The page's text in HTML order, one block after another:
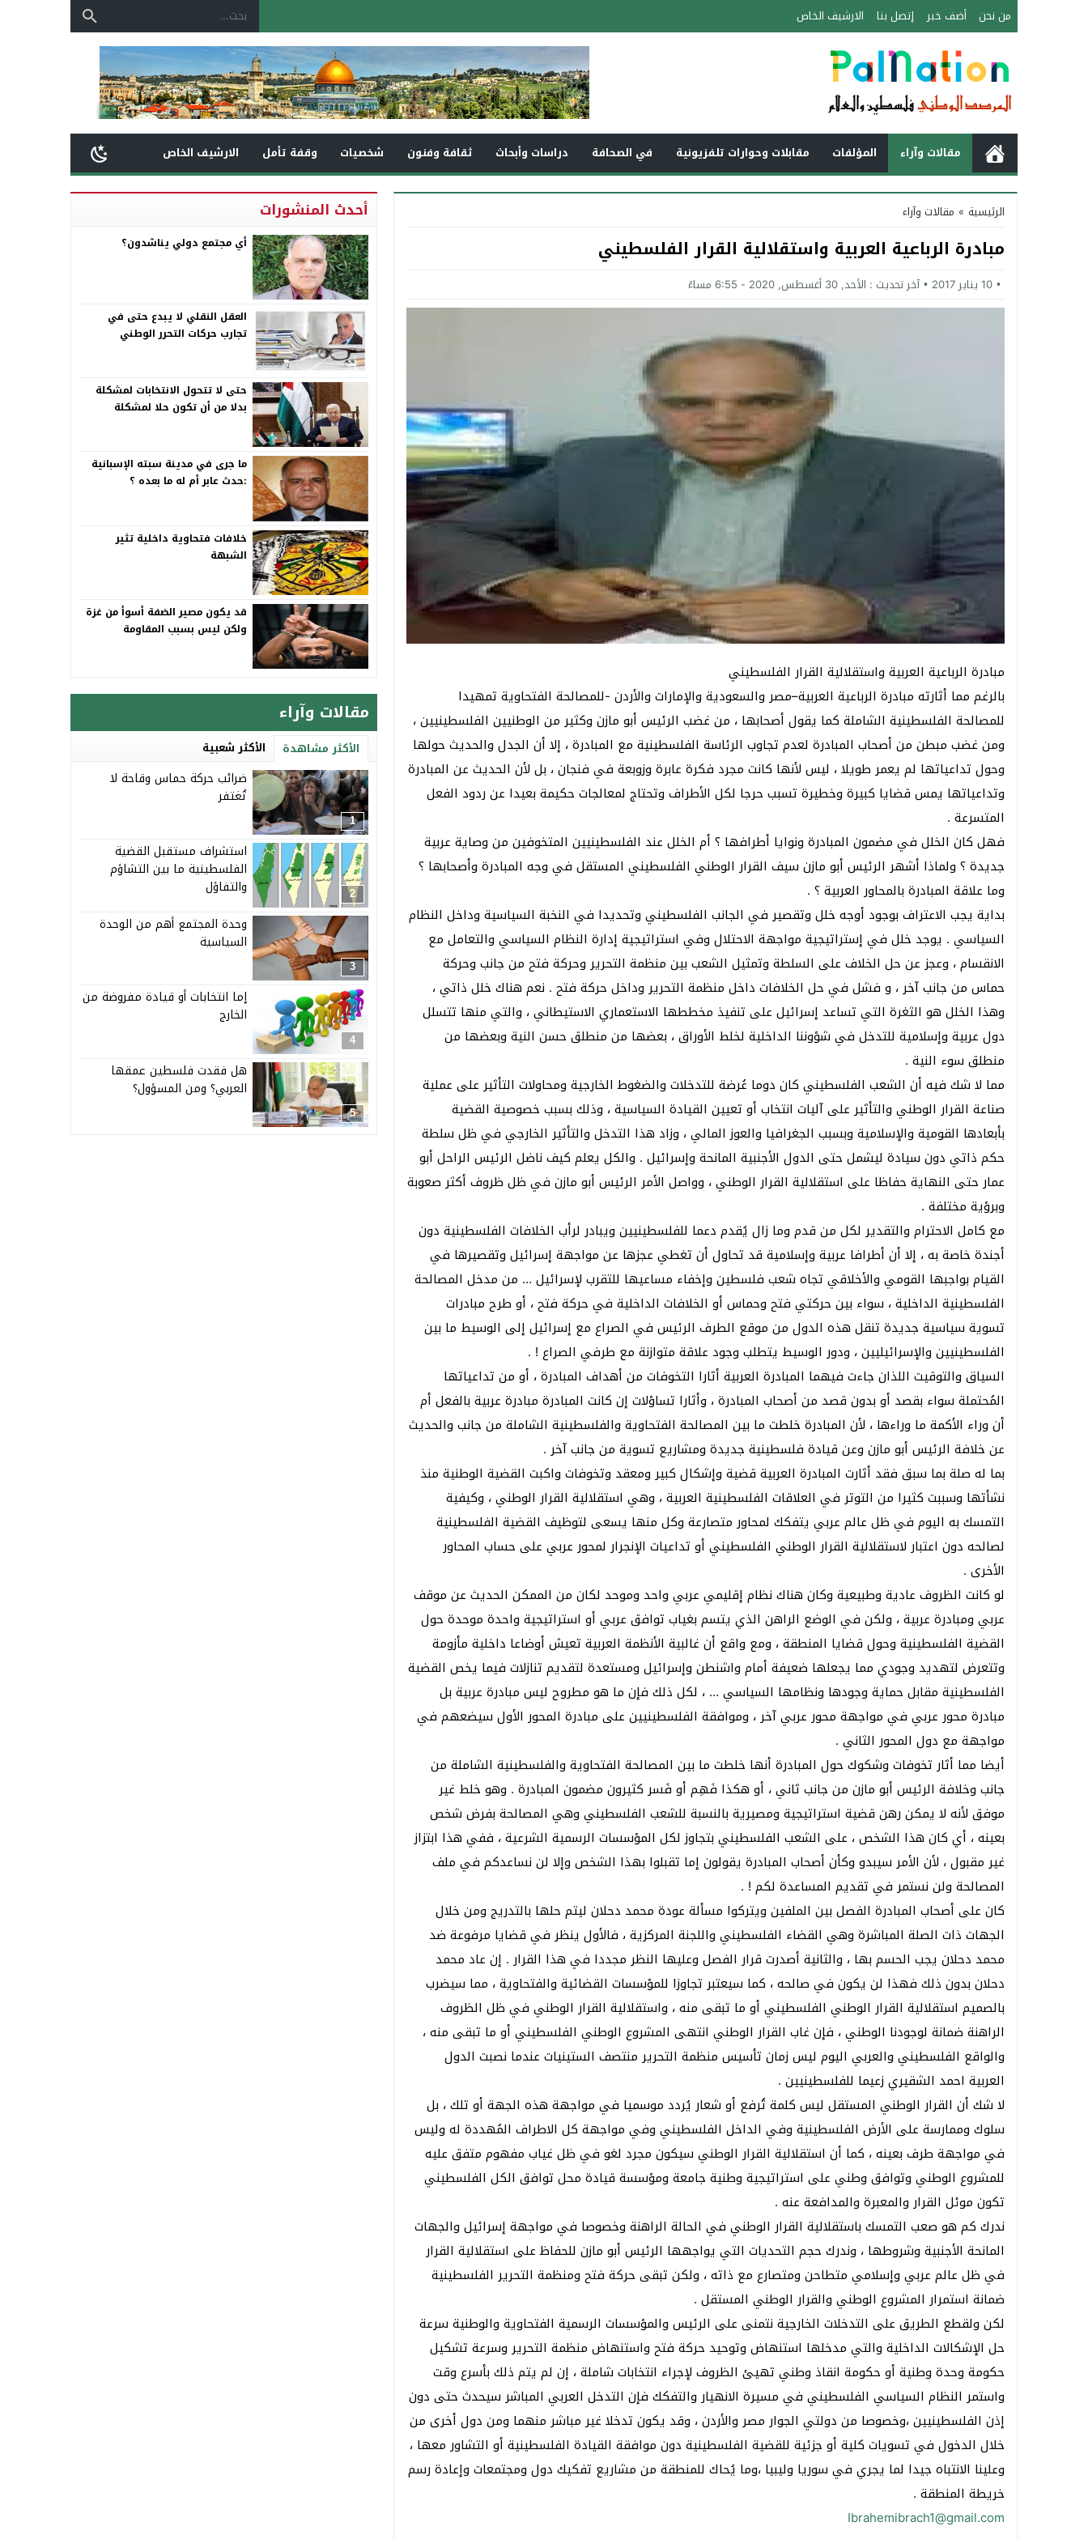
من نحن أضف خبر إتصل بنا الارشيف الخاص
مقالات وآراء المؤلفات مقابلات وحوارات تلفزيونية في الصحافة دراسات وأبحاث ثقافة وفنون شخصيات وقفة تأمل الارشيف الخاص
الرئيسية » مقالات وآراء
مبادرة الرباعية العربية واستقلالية القرار الفلسطيني
10 يناير 2017 آخر تحديث : الأحد, 30 أغسطس, 2020 - 6:55 مساءً
مبادرة الرباعية العربية واستقلالية القرار الفلسطيني
بالرغم مما أثارته مبادرة الرباعية العربية–مصر والسعودية والإمارات والأردن -للمصالحة الفتحاوية تمهيدا
للمصالحة الفلسطينية الشاملة كما يقول أصحابها ، من غضب الرئيس أبو مازن وكثير من الوطنيين الفلسطينيين ،
ومن غضب مبطن من أصحاب المبادرة لعدم تجاوب الرئاسة الفلسطينية مع المبادرة ، إلا أن الجدل والحديث حولها
وحول تداعياتها لم يعمر طويلا ، ليس لأنها كانت مجرد فكرة عابرة وزوبعة في فنجان ، بل لأن الحديث عن المبادرة
وتداعياتها يمس قضايا كبيرة وخطيرة تسبب حرجا لكل الأطراف وتحتاج لمعالجات حكيمة بعيدا عن ردود الفعل
المتسرعة .
فهل كان الخلل في مضمون المبادرة ونوايا أطرافها ؟ أم الخلل عند الفلسطينيين المتخوفين من وصاية عربية
جديدة ؟ ولماذا أشهر الرئيس أبو مازن سيف القرار الوطني الفلسطيني المستقل في وجه المبادرة وأصحابها ؟
وما علاقة المبادرة بالمحاور العربية ؟ .
بداية يجب الاعتراف بوجود أوجه خلل وتقصير في الجانب الفلسطيني وتحديدا في النخبة السياسية وداخل النظام
السياسي . يوجد خلل في إستراتيجية مواجهة الاحتلال وفي استراتيجية إدارة النظام السياسي والتعامل مع
الانقسام ، وعجز عن حل الخلاف على السلطة وتمثيل الشعب بين منظمة التحرير وحركة فتح من جانب وحركة
حماس من جانب آخر ، و فشل في حل الخلافات داخل منظمة التحرير وداخل حركة فتح . نعم هناك خلل ذاتي ،
وهذا الخلل هو الثغرة التي تساعد إسرائيل على تنفيذ مخططها الاستعماري الاستيطاني ، والتي منها تتسلل
دول عربية وإسلامية للتدخل في شؤوننا الداخلية لخلط الأوراق ، بعضها من منطلق حسن النية وبعضها من
منطلق سوء النية .
مما لا شك فيه أن الشعب الفلسطيني كان دوما عُرضة للتدخلات والضغوط الخارجية ومحاولات التأثير على عملية
صناعة القرار الوطني والتأثير على آليات انتخاب أو تعيين القيادة السياسية ، وذلك بسبب خصوصية القضية
بأبعادها القومية والإسلامية وبسبب الجغرافيا والعوز المالي ، وزاد هذا التدخل والتأثير الخارجي في ظل سلطة
حكم ذاتي دون سيادة ليشمل حتى الدول الأجنبية المانحة وإسرائيل . والكل يعلم كيف ناضل الرئيس الراحل أبو
عمار حتى النهاية حفاظا على استقلالية القرار الوطني ، وواصل الأمر الرئيس أبو مازن في ظل ظروف أكثر صعوبة
وبرؤية مختلفة .
مع كامل الاحترام والتقدير لكل من قدم وما زال يُقدم دعما للفلسطينيين ويبادر لرأب الخلافات الفلسطينية دون
أجندة خاصة به ، إلا أن أطرافا عربية وإسلامية قد تحاول أن تغطي عجزها عن مواجهة إسرائيل وتقصيرها في
القيام بواجبها القومي والأخلاقي تجاه شعب فلسطين وإخفاء مساعيها للتقرب لإسرائيل … من مدخل المصالحة
الفلسطينية الداخلية ، سواء بين حركتي فتح وحماس أو الخلافات الداخلية في حركة فتح ، أو طرح مبادرات
تسوية سياسية جديدة تنقل هذه الدول من موقع الطرف الرئيس في الصراع مع إسرائيل إلى الوسيط ما بين
الفلسطينيين والإسرائيليين ، ودور الوسيط يتطلب وجود علاقة متوازنة مع طرفي الصراع ! .
السياق والتوقيت اللذان جاءت فيهما المبادرة العربية أثارا التخوفات من أهداف المبادرة ، أو من تداعياتها
المُحتملة سواء بقصد أو بدون قصد من أصحاب المبادرة ، وأثارا تساؤلات إن كانت المبادرة مبادرة عربية بالفعل أم
أن وراء الأكمة ما وراءها ، لأن المبادرة خلطت ما بين المصالحة الفتحاوية والفلسطينية الشاملة من جانب والحديث
عن خلافة الرئيس أبو مازن وعن قيادة فلسطينية جديدة ومشاريع تسوية من جانب آخر .
بما له صلة بما سبق فقد أثارت المبادرة العربية قضية وإشكال كبير ومعقد وتخوفات واكبت القضية الوطنية منذ
نشأتها وسببت كثيرا من التوتر في العلاقات الفلسطينية العربية ، وهي استقلالية القرار الوطني ، وكيفية
التمسك به اليوم في ظل عالم عربي يتفكك لمحاور متصارعة وكل منها يسعى لتوظيف القضية الفلسطينية
لصالحه دون اعتبار لاستقلالية القرار الوطني الفلسطيني أو تداعيات الإنجرار لمحور عربي على حساب المحاور
الأخرى .
لو كانت الظروف عادية وطبيعية وكان هناك نظام إقليمي عربي واحد وموحد لكان من الممكن الحديث عن موقف
عربي ومبادرة عربية ، ولكن في الوضع الراهن الذي يتسم بغياب توافق عربي أو استراتيجية واحدة موحدة حول
القضية الفلسطينية وحول قضايا المنطقة ، ومع واقع أن غالبية الأنظمة العربية تعيش أوضاعا داخلية مأزومة
وتتعرض لتهديد وجودي مما يجعلها ضعيفة أمام واشنطن وإسرائيل ومستعدة لتقديم تنازلات فيما يخص القضية
الفلسطينية مقابل حماية وجودها ونظامها السياسي … ، لكل ذلك فإن ما هو مطروح ليس مبادرة عربية بل
مبادرة محور عربي في مواجهة محور عربي آخر ، وموافقة الفلسطينيين على مبادرة المحور الأول سيضعهم في
مواجهة مع دول المحور الثاني .
أيضا مما أثار تخوفات وشكوك حول المبادرة أنها خلطت ما بين المصالحة الفتحاوية والفلسطينية الشاملة من
جانب وخلافة الرئيس أبو مازن من جانب ثاني ، أو هكذا فَهِم أو فَسر كثيرون مضمون المبادرة . وهو خلط غير
موفق لأنه لا يمكن رهن قضية استراتيجية ومصيرية بالنسبة للشعب الفلسطيني وهي المصالحة بفرض شخص
بعينه ، أي كان هذا الشخص ، على الشعب الفلسطيني بتجاوز لكل المؤسسات الرسمية الشرعية ، ففي هذا ابتزاز
غير مقبول ، لأن الأمر سيبدو وكأن أصحاب المبادرة يقولون إما تقبلوا بهذا الشخص وإلا لن نساعدكم في ملف
المصالحة ولن نستمر في تقديم المساعدة لكم ! .
كان على أصحاب المبادرة الفصل بين الملفين ويتركوا مسألة عودة محمد دحلان ليتم حلها بالتدريج ومن خلال
الجهات ذات الصلة المباشرة وهي القضاء الفلسطيني واللجنة المركزية ، فالأول ينظر في قضايا مرفوعة ضد
محمد دحلان يجب الحسم بها ، والثانية أصدرت قرار الفصل وعليها النظر مجددا في هذا القرار . إن عاد محمد
دحلان بدون ذلك فهذا لن يكون في صالحه ، كما سيعتبر تجاوزا للمؤسسات القضائية والفتحاوية ، مما سيضرب
بالصميم استقلالية القرار الوطني الفلسطيني أو ما تبقى منه ، واستقلالية القرار الوطني في ظل الظروف
الراهنة ضمانة لوجودنا الوطني ، فإن غاب القرار الوطني انتهى المشروع الوطني الفلسطيني أو ما تبقى منه ،
والواقع الفلسطيني والعربي اليوم ليس زمان تأسيس منظمة التحرير منتصف الستينيات عندما نصبت الدول
العربية احمد الشقيري زعيما للفلسطينيين .
لا شك أن القرار الوطني المستقل ليس كلمة تُرفع أو شعار يُردد موسميا في مواجهة هذه الجهة أو تلك ، بل
سلوك وممارسة على الأرض الفلسطينية وفي الداخل الفلسطيني وفي مواجهة كل الاطراف المُهددة له وليس
في مواجهة طرف بعينه ، كما أن استقلالية القرار الوطني سيكون مجرد لغو في ظل غياب مفهوم متفق عليه
للمشروع الوطني وتوافق وطني على استراتيجية وطنية جامعة ومؤسسة قيادة محل توافق الكل الفلسطيني
تكون موئل القرار والمعبرة والمدافعة عنه .
ندرك كم هو صعب التمسك باستقلالية القرار الوطني في الحالة الراهنة وخصوصا في مواجهة إسرائيل والجهات
المانحة الأجنبية وشروطها ، وندرك حجم التحديات التي يواجهها الرئيس أبو مازن للحفاظ على استقلالية القرار
في ظل عالم عربي وإسلامي متطاحن ومتصارع مع ذاته ، ولكن تبقى حركة فتح ومنظمة التحرير الفلسطينية
ضمانة استمرار المشروع الوطني والقرار الوطني المستقل .
لكن ولقطع الطريق على التدخلات الخارجية نتمنى على الرئيس والمؤسسات الرسمية الفتحاوية والوطنية سرعة
حل الإشكالات الداخلية والتي مدخلها استنهاض وتوحيد حركة فتح واستنهاض منظمة التحرير وسرعة تشكيل
حكومة وحدة وطنية أو حكومة انقاذ وطني تهيئ الظروف لإجراء انتخابات شاملة ، إن لم يتم ذلك بأسرع وقت
واستمر النظام السياسي الفلسطيني في مسيرة الانهيار والتفكك فإن التدخل العربي المباشر سيحدث حتى دون
إذن الفلسطينيين ،وخصوصا من دولتي الجوار مصر والأردن ، وقد يكون تدخلا غير مباشر منهما ومن دول أخرى من
خلال الدخول في تسويات كلية أو جزئية للقضية الفلسطينية دون موافقة القيادة الفلسطينية أو التشاور معها ،
وعلينا الانتباه جيدا لما يجري في سوريا وليبيا ،وما يُحاك للمنطقة من مشاريع تفكيك دول ومجتمعات وإعادة رسم
خريطة المنطقة .
Ibrahemibrach1@gmail.com
أحدث المنشورات
أي مجتمع دولي يناشدون؟
العقل النقلي لا يبدع حتى في
تجارب حركات التحرر الوطني
حتى لا تتحول الانتخابات لمشكلة
بدلا من أن تكون حلا لمشكلة
ما جرى في مدينة سبته الإسبانية
:حدث عابر أم له ما بعده ؟
خلافات فتحاوية داخلية تثير
الشبهة
قد يكون مصير الضفة أسوأ من غزة
ولكن ليس بسبب المقاومة
مقالات وآراء
الأكثر مشاهدة الأكثر شعبية
1
ضرائب حركة حماس وقاحة لا
تُغتفر
2
استشراف مستقبل القضية
الفلسطينية ما بين التشاؤم
والتفاؤل
3
وحدة المجتمع أهم من الوحدة
السياسية
4
إما انتخابات أو قيادة مفروضة من
الخارج
5
هل فقدت فلسطين عمقها
العربي؟ ومن المسؤول؟